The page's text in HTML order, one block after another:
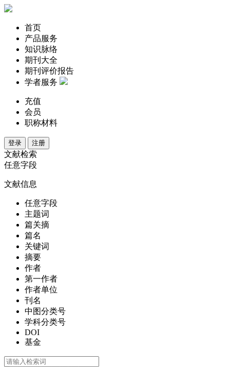
首页
产品服务
知识脉络
期刊大全
期刊评价报告
学者服务
充值
会员
职称材料
登录 注册
文献检索
任意字段
文献信息
任意字段
主题词
篇关摘
篇名
关键词
摘要
作者
第一作者
作者单位
刊名
中图分类号
学科分类号
DOI
基金